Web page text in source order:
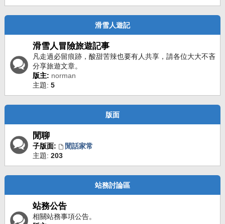
滑雪人遊記
滑雪人冒險旅遊記事
凡走過必留痕跡，酸甜苦辣也要有人共享，請各位大大不吝
分享旅遊文章。
版主: norman
主題: 5
版面
閒聊
子版面:
閒話家常
主題: 203
站務討論區
站務公告
相關站務事項公告。